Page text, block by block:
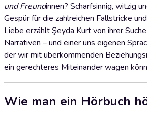
und Freundinnen? Scharfsinnig, witzig
Gespür für die zahlreichen Fallstricke
Liebe erzählt Şeyda Kurt von ihrer
Narrativen – und einer uns eigenen
der wir mit überkommenden
ein gerechteres Miteinander wagen
Wie man ein Hörbuch